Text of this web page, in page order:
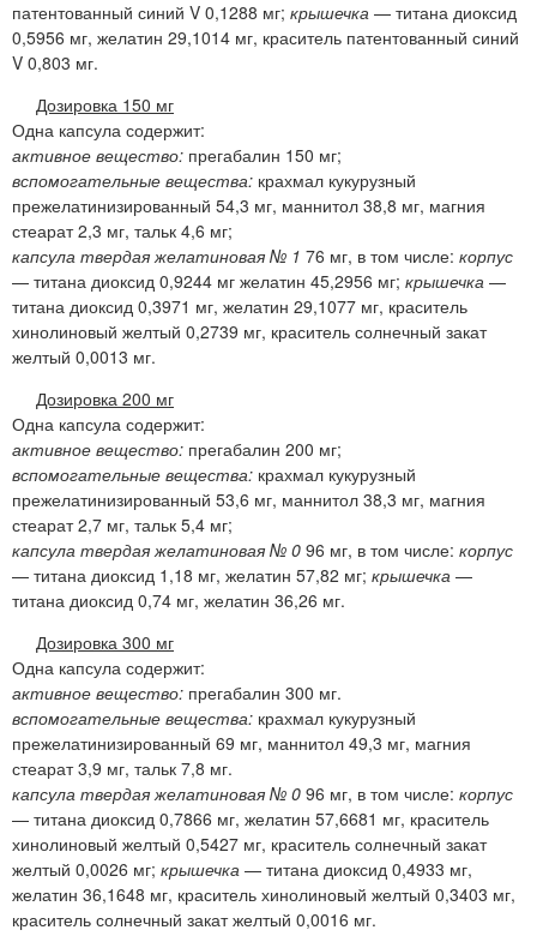
патентованный синий V 0,1288 мг; крышечка — титана диоксид
0,5956 мг, желатин 29,1014 мг, краситель патентованный синий
V 0,803 мг.
Дозировка 150 мг
Одна капсула содержит:
активное вещество: прегабалин 150 мг;
вспомогательные вещества: крахмал кукурузный
прежелатинизированный 54,3 мг, маннитол 38,8 мг, магния
стеарат 2,3 мг, тальк 4,6 мг;
капсула твердая желатиновая № 1 76 мг, в том числе: корпус
— титана диоксид 0,9244 мг желатин 45,2956 мг; крышечка —
титана диоксид 0,3971 мг, желатин 29,1077 мг, краситель
хинолиновый желтый 0,2739 мг, краситель солнечный закат
желтый 0,0013 мг.
Дозировка 200 мг
Одна капсула содержит:
активное вещество: прегабалин 200 мг;
вспомогательные вещества: крахмал кукурузный
прежелатинизированный 53,6 мг, маннитол 38,3 мг, магния
стеарат 2,7 мг, тальк 5,4 мг;
капсула твердая желатиновая № 0 96 мг, в том числе: корпус
— титана диоксид 1,18 мг, желатин 57,82 мг; крышечка —
титана диоксид 0,74 мг, желатин 36,26 мг.
Дозировка 300 мг
Одна капсула содержит:
активное вещество: прегабалин 300 мг.
вспомогательные вещества: крахмал кукурузный
прежелатинизированный 69 мг, маннитол 49,3 мг, магния
стеарат 3,9 мг, тальк 7,8 мг.
капсула твердая желатиновая № 0 96 мг, в том числе: корпус
— титана диоксид 0,7866 мг, желатин 57,6681 мг, краситель
хинолиновый желтый 0,5427 мг, краситель солнечный закат
желтый 0,0026 мг; крышечка — титана диоксид 0,4933 мг,
желатин 36,1648 мг, краситель хинолиновый желтый 0,3403 мг,
краситель солнечный закат желтый 0,0016 мг.